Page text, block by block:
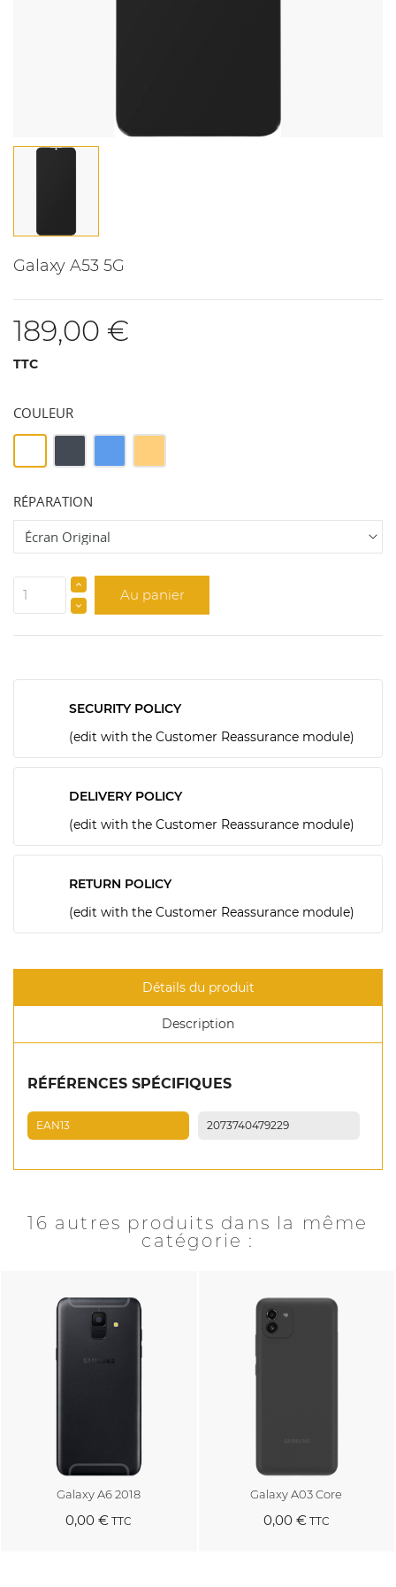
Galaxy A53 5G
189,00 €
TTC
COULEUR
Blanc
RÉPARATION
Au panier
SECURITY POLICY
(edit with the Customer Reassurance module)
DELIVERY POLICY
(edit with the Customer Reassurance module)
RETURN POLICY
(edit with the Customer Reassurance module)
Détails du produit
Description
RÉFÉRENCES SPÉCIFIQUES
EAN13 2073740479229
16 autres produits dans la même
catégorie :
Galaxy A6 2018
0,00 € TTC
Galaxy A03 Core
0,00 €TTC